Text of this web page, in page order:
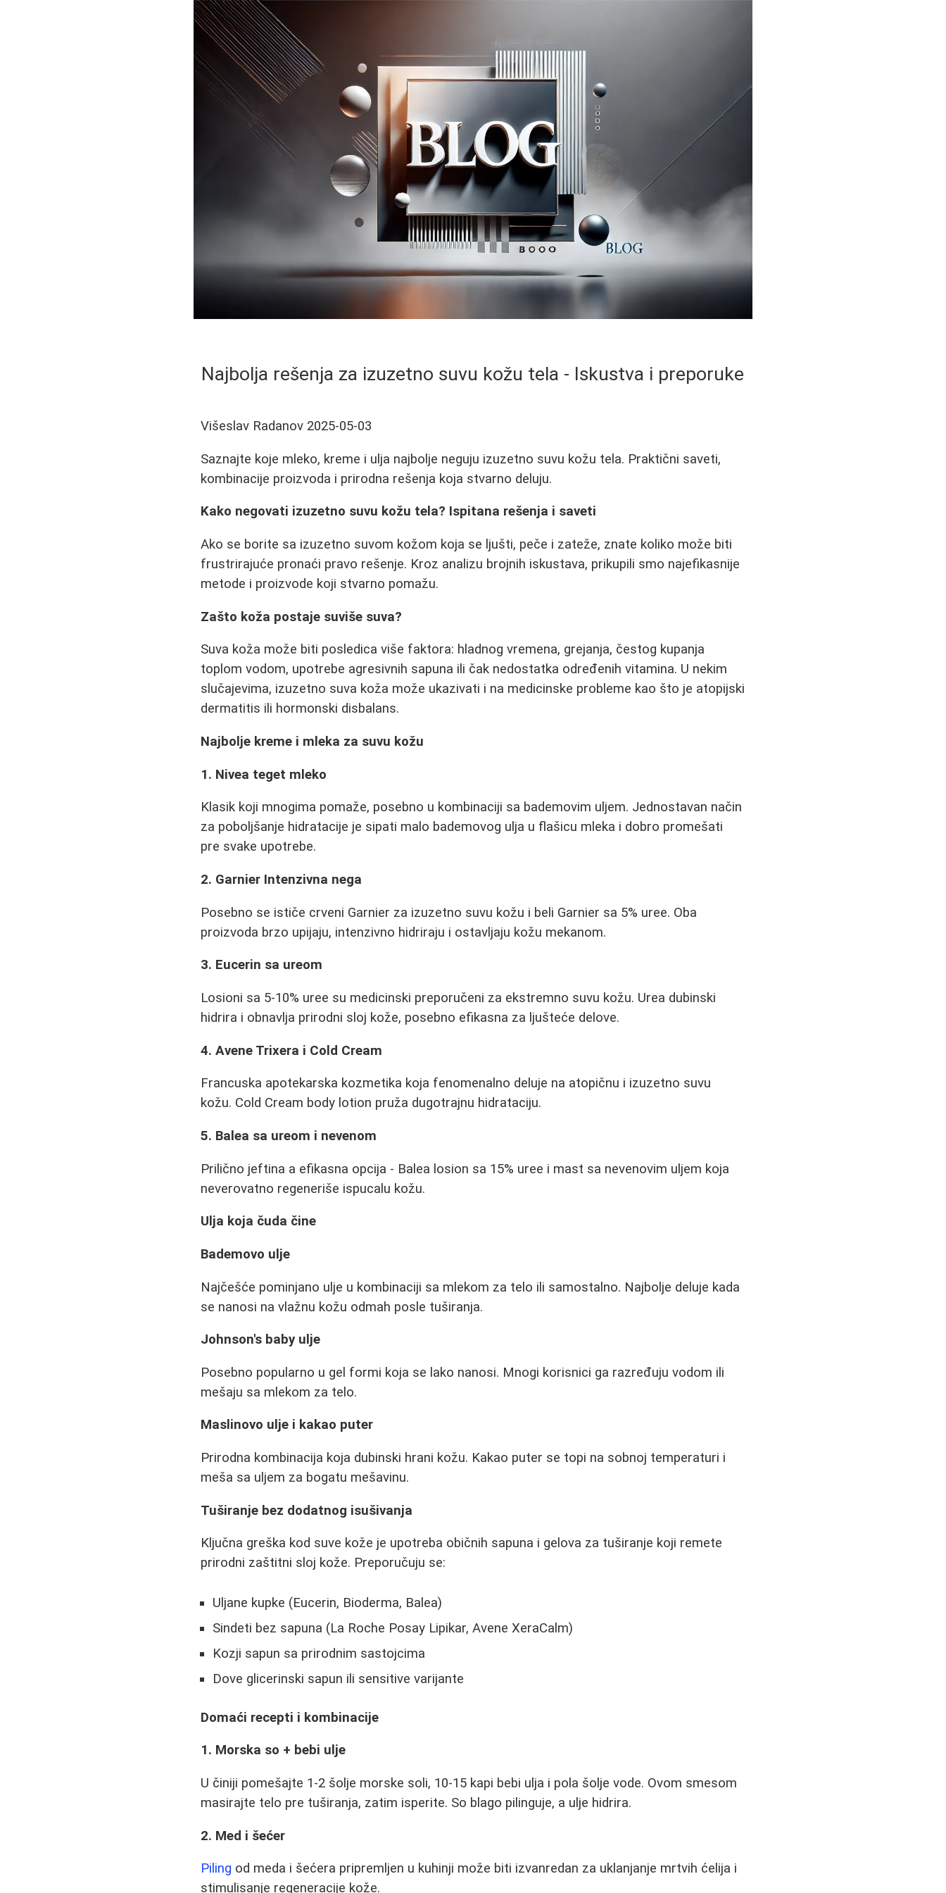
Najbolja rešenja za izuzetno suvu kožu tela - Iskustva i preporuke
Višeslav Radanov 2025-05-03
Saznajte koje mleko, kreme i ulja najbolje neguju izuzetno suvu kožu tela. Praktični saveti,
kombinacije proizvoda i prirodna rešenja koja stvarno deluju.
Kako negovati izuzetno suvu kožu tela? Ispitana rešenja i saveti
Ako se borite sa izuzetno suvom kožom koja se ljušti, peče i zateže, znate koliko može biti
frustrirajuće pronaći pravo rešenje. Kroz analizu brojnih iskustava, prikupili smo najefikasnije
metode i proizvode koji stvarno pomažu.
Zašto koža postaje suviše suva?
Suva koža može biti posledica više faktora: hladnog vremena, grejanja, čestog kupanja
toplom vodom, upotrebe agresivnih sapuna ili čak nedostatka određenih vitamina. U nekim
slučajevima, izuzetno suva koža može ukazivati i na medicinske probleme kao što je atopijski
dermatitis ili hormonski disbalans.
Najbolje kreme i mleka za suvu kožu
1. Nivea teget mleko
Klasik koji mnogima pomaže, posebno u kombinaciji sa bademovim uljem. Jednostavan način
za poboljšanje hidratacije je sipati malo bademovog ulja u flašicu mleka i dobro promešati
pre svake upotrebe.
2. Garnier Intenzivna nega
Posebno se ističe crveni Garnier za izuzetno suvu kožu i beli Garnier sa 5% uree. Oba
proizvoda brzo upijaju, intenzivno hidriraju i ostavljaju kožu mekanom.
3. Eucerin sa ureom
Losioni sa 5-10% uree su medicinski preporučeni za ekstremno suvu kožu. Urea dubinski
hidrira i obnavlja prirodni sloj kože, posebno efikasna za ljušteće delove.
4. Avene Trixera i Cold Cream
Francuska apotekarska kozmetika koja fenomenalno deluje na atopičnu i izuzetno suvu
kožu. Cold Cream body lotion pruža dugotrajnu hidrataciju.
5. Balea sa ureom i nevenom
Prilično jeftina a efikasna opcija - Balea losion sa 15% uree i mast sa nevenovim uljem koja
neverovatno regeneriše ispucalu kožu.
Ulja koja čuda čine
Bademovo ulje
Najčešće pominjano ulje u kombinaciji sa mlekom za telo ili samostalno. Najbolje deluje kada
se nanosi na vlažnu kožu odmah posle tuširanja.
Johnson's baby ulje
Posebno popularno u gel formi koja se lako nanosi. Mnogi korisnici ga razređuju vodom ili
mešaju sa mlekom za telo.
Maslinovo ulje i kakao puter
Prirodna kombinacija koja dubinski hrani kožu. Kakao puter se topi na sobnoj temperaturi i
meša sa uljem za bogatu mešavinu.
Tuširanje bez dodatnog isušivanja
Ključna greška kod suve kože je upotreba običnih sapuna i gelova za tuširanje koji remete
prirodni zaštitni sloj kože. Preporučuju se:
Uljane kupke (Eucerin, Bioderma, Balea)
Sindeti bez sapuna (La Roche Posay Lipikar, Avene XeraCalm)
Kozji sapun sa prirodnim sastojcima
Dove glicerinski sapun ili sensitive varijante
Domaći recepti i kombinacije
1. Morska so + bebi ulje
U činiji pomešajte 1-2 šolje morske soli, 10-15 kapi bebi ulja i pola šolje vode. Ovom smesom
masirajte telo pre tuširanja, zatim isperite. So blago pilinguje, a ulje hidrira.
2. Med i šećer
Piling od meda i šećera pripremljen u kuhinji može biti izvanredan za uklanjanje mrtvih ćelija i
stimulisanje regeneracije kože.